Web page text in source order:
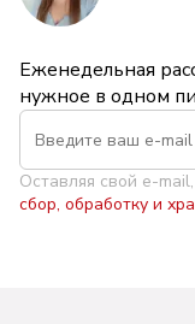
Еженедельная
нужное в одном
Оставляя свой e-
сбор, обработку и